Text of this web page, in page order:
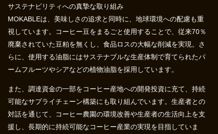
サステナビリティへの真摯な取り組み
MOKABLEは、美味しさの追求と同時に、地球環境への配慮も重
視しています。コーヒー豆をまるごと使用することで、従来70％
廃棄されていた豆粕を無くし、食品ロスの大幅な削減を実現。さ
らに、使用する油脂にはサステナブルな生産体制で育てられたパ
ームフルーツやシアなどの植物油脂を採用しています。
また、調達資金の一部をコーヒー産地への開発投資に充て、持続
可能なサプライチェーン構築にも取り組んでいます。生産者との
対話を通じて、コーヒー農園の環境改善や生産者の生活向上を支
援し、長期的に持続可能なコーヒー産業の実現を目指していま